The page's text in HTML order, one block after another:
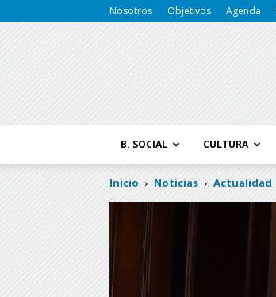
Nosotros Objetivos Agenda
B. SOCIAL CULTURA
Inicio Noticias Actualidad